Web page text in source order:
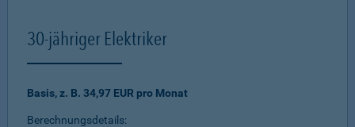
30-jähriger Elektriker
Basis, z. B. 34,97 EUR pro Monat
Berechnungsdetails: